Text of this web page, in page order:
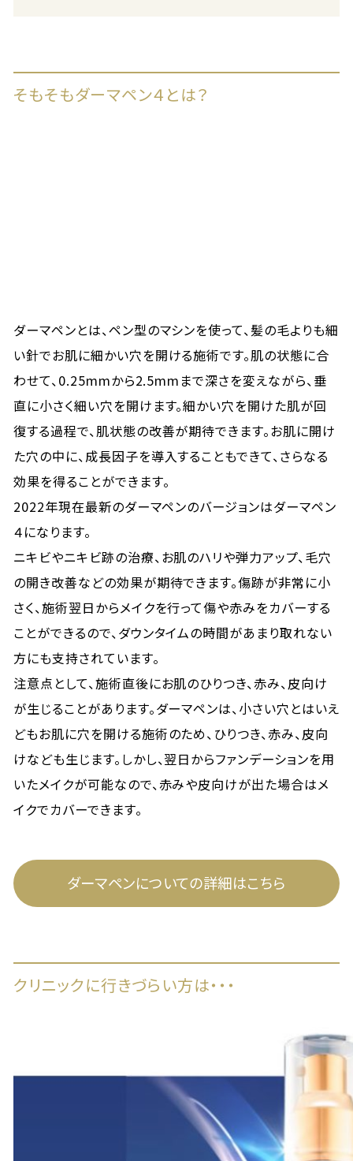
そもそもダーマペン４とは？
ダーマペンとは、ペン型のマシンを使って、髪の毛よりも細
い針でお肌に細かい穴を開ける施術です。肌の状態に合
わせて、0.25mmから2.5mmまで深さを変えながら、垂
直に小さく細い穴を開けます。細かい穴を開けた肌が回
復する過程で、肌状態の改善が期待できます。お肌に開け
た穴の中に、成長因子を導入することもできて、さらなる
効果を得ることができます。
2022年現在最新のダーマペンのバージョンはダーマペン
４になります。
ニキビやニキビ跡の治療、お肌のハリや弾力アップ、毛穴
の開き改善などの効果が期待できます。傷跡が非常に小
さく、施術翌日からメイクを行って傷や赤みをカバーする
ことができるので、ダウンタイムの時間があまり取れない
方にも支持されています。
注意点として、施術直後にお肌のひりつき、赤み、皮向け
が生じることがあります。ダーマペンは、小さい穴とはいえ
どもお肌に穴を開ける施術のため、ひりつき、赤み、皮向
けなども生じます。しかし、翌日からファンデーションを用
いたメイクが可能なので、赤みや皮向けが出た場合はメ
イクでカバーできます。
ダーマペンについての詳細はこちら
クリニックに行きづらい方は・・・